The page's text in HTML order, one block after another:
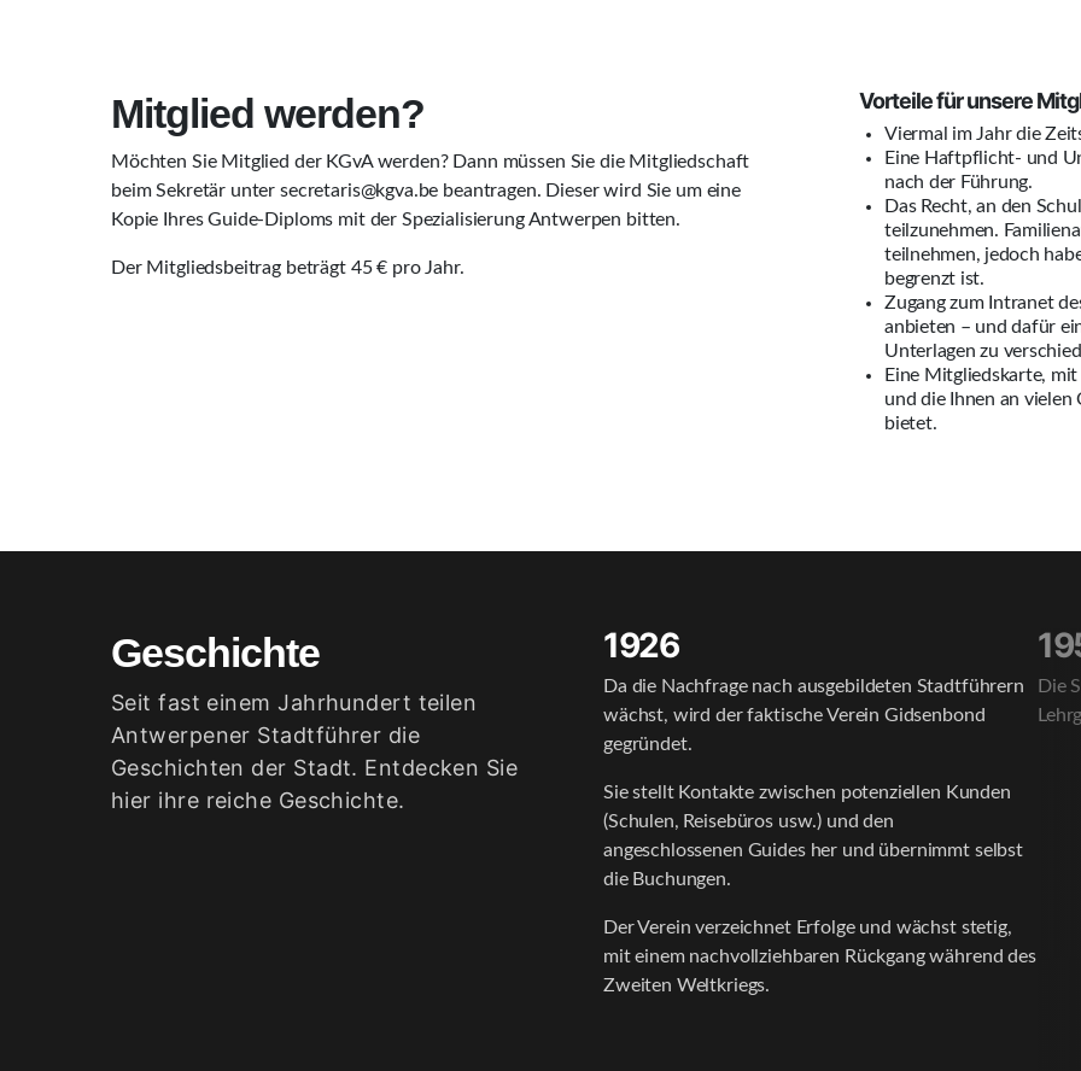
Mitglied werden?
Möchten Sie Mitglied der KGvA werden? Dann müssen Sie die Mitgliedschaft
beim Sekretär unter secretaris@kgva.be beantragen. Dieser wird Sie um eine
Kopie Ihres Guide-Diploms mit der Spezialisierung Antwerpen bitten.
Der Mitgliedsbeitrag beträgt 45 € pro Jahr.
Vorteile für unsere
Viermal im Jahr die
Eine Haftpflicht- und
nach der Führung.
Das Recht, an den
teilzunehmen.
teilnehmen, jedoch
begrenzt ist.
Zugang zum Intranet
anbieten – und dafür
Unterlagen zu
Eine Mitgliedskarte,
und die Ihnen an vielen
bietet.
Geschichte
Seit fast einem Jahrhundert teilen
Antwerpener Stadtführer die
Geschichten der Stadt. Entdecken Sie
hier ihre reiche Geschichte.
1926
Da die Nachfrage nach ausgebildeten Stadtführern
wächst, wird der faktische Verein Gidsenbond
gegründet.
Sie stellt Kontakte zwischen potenziellen Kunden
(Schulen, Reisebüros usw.) und den
angeschlossenen Guides her und übernimmt selbst
die Buchungen.
Der Verein verzeichnet Erfolge und wächst stetig,
mit einem nachvollziehbaren Rückgang während des
Zweiten Weltkriegs.
Die